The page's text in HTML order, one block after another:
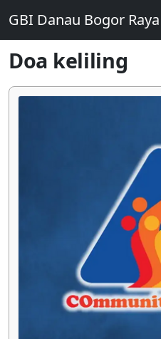
GBI Danau Bogor Raya
Doa keliling